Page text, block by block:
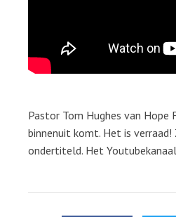
Pastor Tom Hughes van
binnenuit komt. Het is
ondertiteld. Het